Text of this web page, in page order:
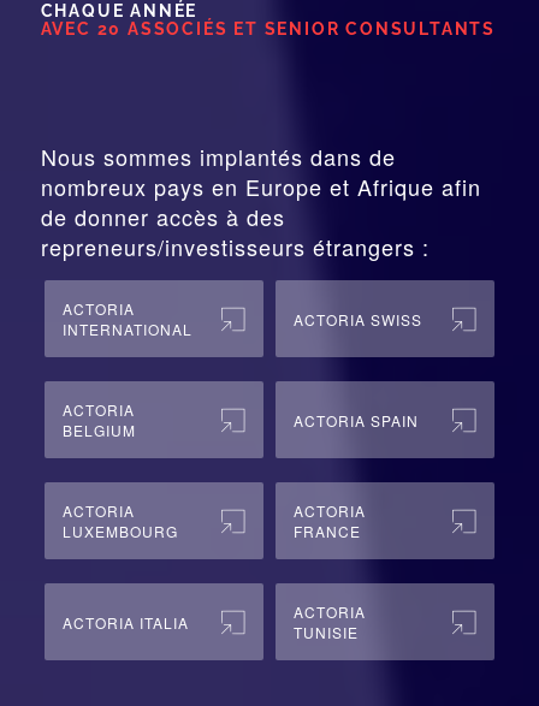
CHAQUE ANNÉE
AVEC 20 ASSOCIÉS ET SENIOR CONSULTANTS
Nous sommes implantés dans de
nombreux pays en Europe et Afrique afin
de donner accès à des
repreneurs/investisseurs étrangers :
ACTORIA
INTERNATIONAL
ACTORIA SWISS
ACTORIA
BELGIUM
ACTORIA SPAIN
ACTORIA
LUXEMBOURG
ACTORIA
FRANCE
ACTORIA ITALIA
ACTORIA
TUNISIE